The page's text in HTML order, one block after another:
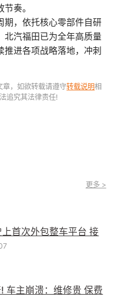
奏。
期，依托核心零部件自研
北汽福田已为全年高质量
进各项战略落地，冲刺
章，如欲转载请遵守转载说明相
追究其法律责任!
更多 >
首次外包整车平台 接
车主崩溃：维修贵 保费